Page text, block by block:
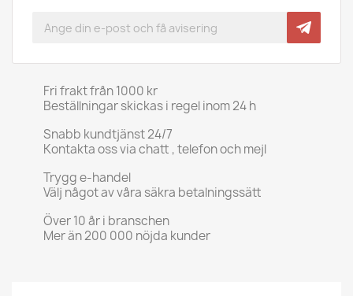
Fri frakt från 1000 kr
Beställningar skickas i regel inom 24 h
Snabb kundtjänst 24/7
Kontakta oss via chatt , telefon och mejl
Trygg e-handel
Välj något av våra säkra betalningssätt
Över 10 år i branschen
Mer än 200 000 nöjda kunder